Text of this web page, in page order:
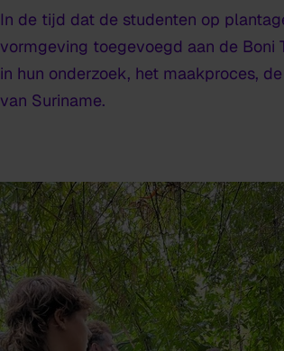
In de tijd dat de studenten op
vormgeving toegevoegd aan de
in hun onderzoek, het maakproces,
van Suriname.